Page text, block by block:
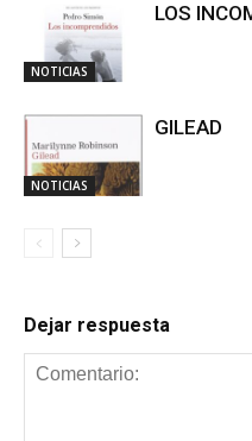
NOTICIAS
LOS
NOTICIAS
GILEAD
Dejar respuesta